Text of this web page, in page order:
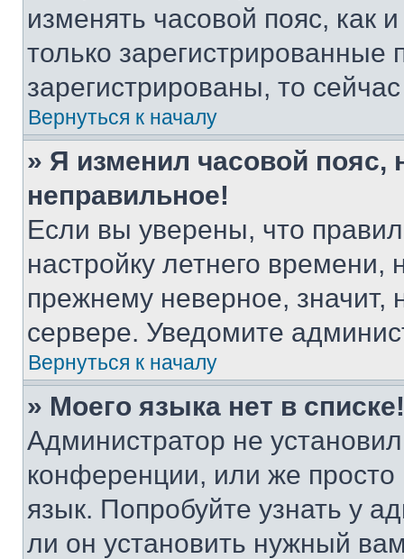
изменять часовой пояс, как
только
зарегистрированы, то
Вернуться к началу
» Я изменил часовой пояс,
неправильное!
Если вы уверены, что
настройку летнего
прежнему неверное, значит,
сервере. Уведомите
Вернуться к началу
» Моего языка нет в списке!
Администратор не
конференции, или же
язык. Попробуйте узнать у
ли он установить нужный